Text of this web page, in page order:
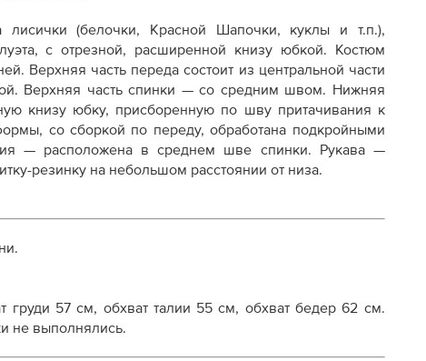
лисички (белочки, Красной Шапочки, куклы и т.п.),
с отрезной, расширенной книзу юбкой. Костюм
Верхняя часть переда состоит из центральной части
Верхняя часть спинки — со средним швом. Нижняя
книзу юбку, присборенную по шву притачивания к
со сборкой по переду, обработана подкройными
— расположена в среднем шве спинки. Рукава —
резинку на небольшом расстоянии от низа.
груди 57 см, обхват талии 55 см, обхват бедер 62 см.
не выполнялись.